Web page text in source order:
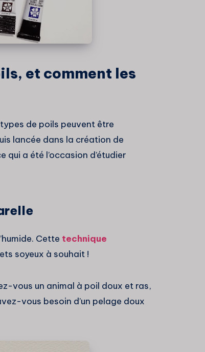
et comment les
de poils peuvent être
lancée dans la création de
qui a été l’occasion d’étudier
Cette technique
soyeux à souhait !
vous un animal à poil doux et ras,
vous besoin d’un pelage doux